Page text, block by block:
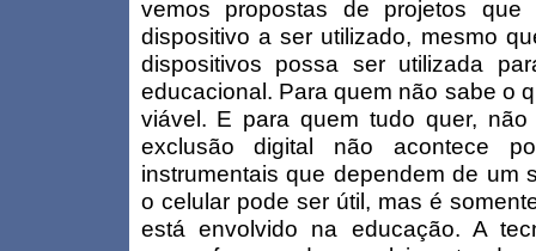
vemos propostas de projetos que
dispositivo a ser utilizado, mesmo
dispositivos possa ser utilizada
educacional. Para quem não sabe o
viável. E para quem tudo quer,
exclusão digital não acontece
instrumentais que dependem de um
o celular pode ser útil, mas é
está envolvido na educação. A